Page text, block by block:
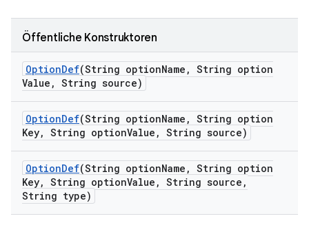
Öffentliche Konstruktoren
OptionDef(String optionName , String option
Value , String source)
OptionDef(String optionName , String option
Key, String optionValue , String source)
OptionDef(String optionName , String option
Key, String optionValue , String source ,
String type)